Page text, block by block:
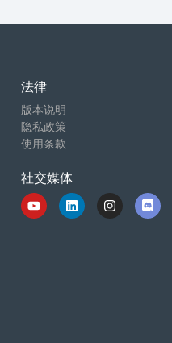
法律
版本说明
隐私政策
使用条款
社交媒体